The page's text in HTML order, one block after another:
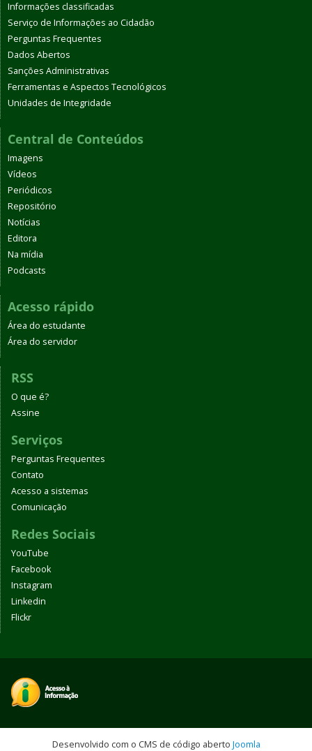
Informações classificadas
Serviço de Informações ao Cidadão
Perguntas Frequentes
Dados Abertos
Sanções Administrativas
Ferramentas e Aspectos Tecnológicos
Unidades de Integridade
Central de Conteúdos
Imagens
Vídeos
Periódicos
Repositório
Notícias
Editora
Na mídia
Podcasts
Acesso rápido
Área do estudante
Área do servidor
RSS
O que é?
Assine
Serviços
Perguntas Frequentes
Contato
Acesso a sistemas
Comunicação
Redes Sociais
YouTube
Facebook
Instagram
Linkedin
Flickr
Desenvolvido com o CMS de código aberto Joomla